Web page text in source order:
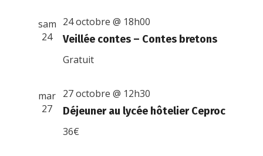
sam
24
Veillée contes – Contes bretons
24 octobre @ 18h00
Gratuit
mar
27
Déjeuner au lycée hôtelier Ceproc
27 octobre @ 12h30
36€